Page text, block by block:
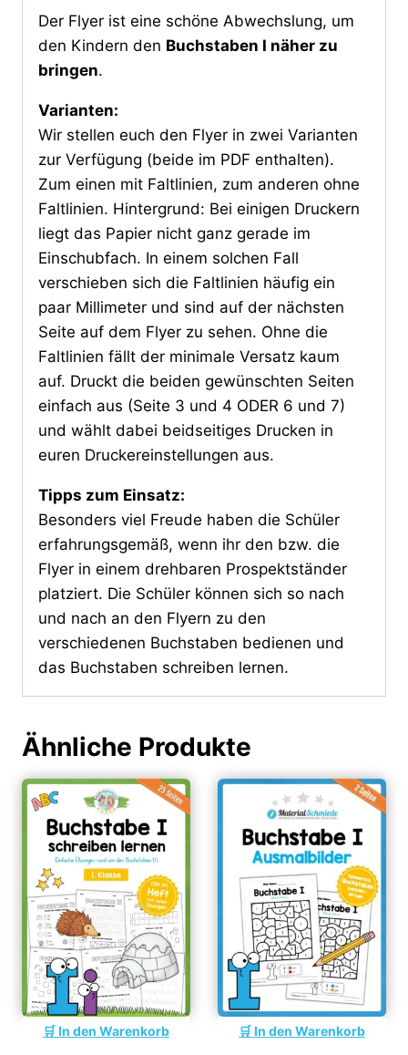
Der Flyer ist eine schöne Abwechslung, um
den Kindern den Buchstaben I näher zu
bringen.
Varianten:
Wir stellen euch den Flyer in zwei Varianten
zur Verfügung (beide im PDF enthalten).
Zum einen mit Faltlinien, zum anderen ohne
Faltlinien. Hintergrund: Bei einigen Druckern
liegt das Papier nicht ganz gerade im
Einschubfach. In einem solchen Fall
verschieben sich die Faltlinien häufig ein
paar Millimeter und sind auf der nächsten
Seite auf dem Flyer zu sehen. Ohne die
Faltlinien fällt der minimale Versatz kaum
auf. Druckt die beiden gewünschten Seiten
einfach aus (Seite 3 und 4 ODER 6 und 7)
und wählt dabei beidseitiges Drucken in
euren Druckereinstellungen aus.
Tipps zum Einsatz:
Besonders viel Freude haben die Schüler
erfahrungsgemäß, wenn ihr den bzw. die
Flyer in einem drehbaren Prospektständer
platziert. Die Schüler können sich so nach
und nach an den Flyern zu den
verschiedenen Buchstaben bedienen und
das Buchstaben schreiben lernen.
Ähnliche Produkte
In den Warenkorb In den Warenkorb